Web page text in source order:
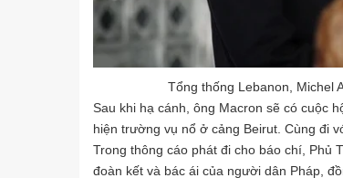
Tổng thống Lebanon, Michel
Sau khi hạ cánh, ông Macron sẽ có cuộc
hiện trường vụ nổ ở cảng Beirut. Cùng đi
Trong thông cáo phát đi cho báo chí, Phủ
đoàn kết và bác ái của người dân Pháp,